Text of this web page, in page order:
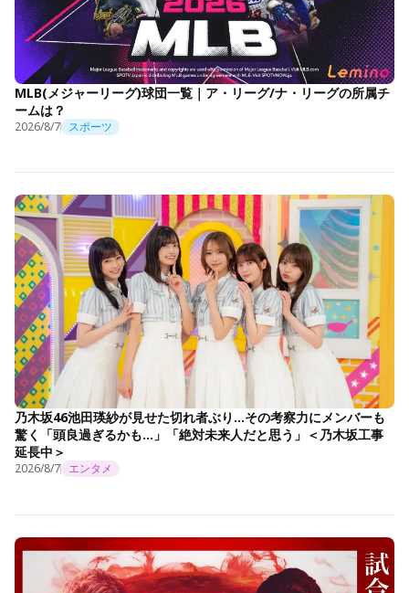
MLB(メジャーリーグ)球団一覧｜ア・リーグ/ナ・リーグの所属チ
ームは？
2026/8/7 スポーツ
乃木坂46池田瑛紗が見せた切れ者ぶり…その考察力にメンバーも
驚く「頭良過ぎるかも…」「絶対未来人だと思う」＜乃木坂工事
延長中＞
2026/8/7 エンタメ